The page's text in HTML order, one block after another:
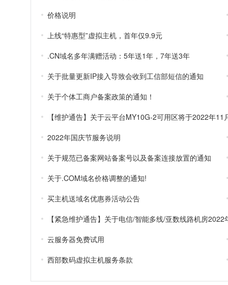
价格说明
上线“特惠型”虚拟主机，首年仅9.9元
.CN域名多年满赠活动：5年送1年，7年送3年
关于批量更新IP接入导致会收到工信部短信的通知
关于个体工商户备案政策的通知！
2022年国庆节服务说明
关于规范已备案网站备案号以及备案连接放置的通知
关于.COM域名价格调整的通知!
买主机送域名优惠券活动公告
云服务器免费试用
西部数码虚拟主机服务条款